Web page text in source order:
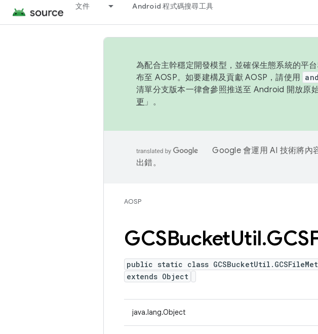
文件 Android 程式碼搜尋工具
為配合主幹穩定開發模型，並確保生態系統的平
布至 AOSP。如要建構及貢獻 AOSP，請使用
清單分支版本一律會參照推送至 Android 開放原
更 」。
Google 會運用 AI 技術將內
出錯。
AOSP
GCSBucketUtil.
public static class
extends Object
java.lang.Object